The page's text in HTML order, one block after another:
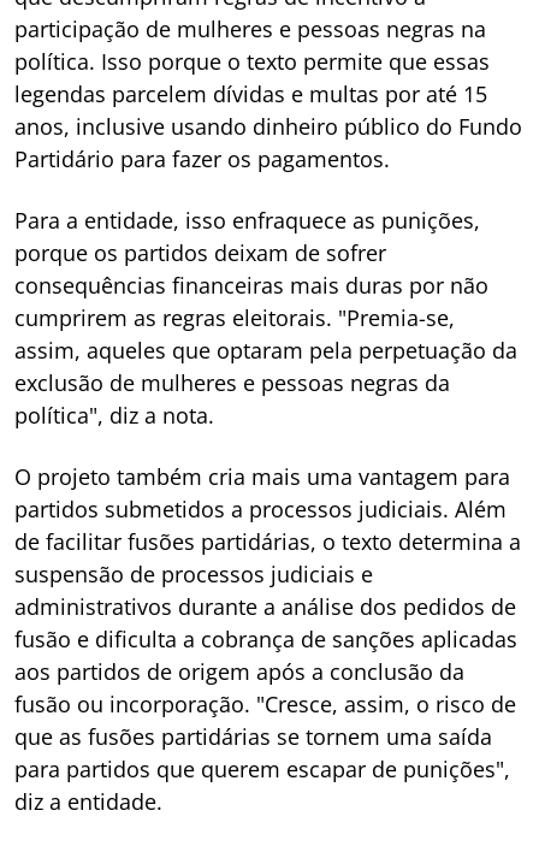
participação de mulheres e pessoas negras na
política. Isso porque o texto permite que essas
legendas parcelem dívidas e multas por até 15
anos, inclusive usando dinheiro público do Fundo
Partidário para fazer os pagamentos.
Para a entidade, isso enfraquece as punições,
porque os partidos deixam de sofrer
consequências financeiras mais duras por não
cumprirem as regras eleitorais. "Premia-se,
assim, aqueles que optaram pela perpetuação da
exclusão de mulheres e pessoas negras da
política", diz a nota.
O projeto também cria mais uma vantagem para
partidos submetidos a processos judiciais. Além
de facilitar fusões partidárias, o texto determina a
suspensão de processos judiciais e
administrativos durante a análise dos pedidos de
fusão e dificulta a cobrança de sanções aplicadas
aos partidos de origem após a conclusão da
fusão ou incorporação. "Cresce, assim, o risco de
que as fusões partidárias se tornem uma saída
para partidos que querem escapar de punições",
diz a entidade.